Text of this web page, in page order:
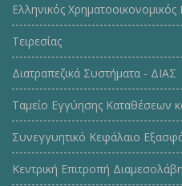
Ελληνικός
Τειρεσίας
Διατραπεζικά Συστήματα - ΔΙΑΣ
Ταμείο Εγγύησης Καταθέσεων
Συνεγγυητικό Κεφάλαιο
Κεντρική Επιτροπή